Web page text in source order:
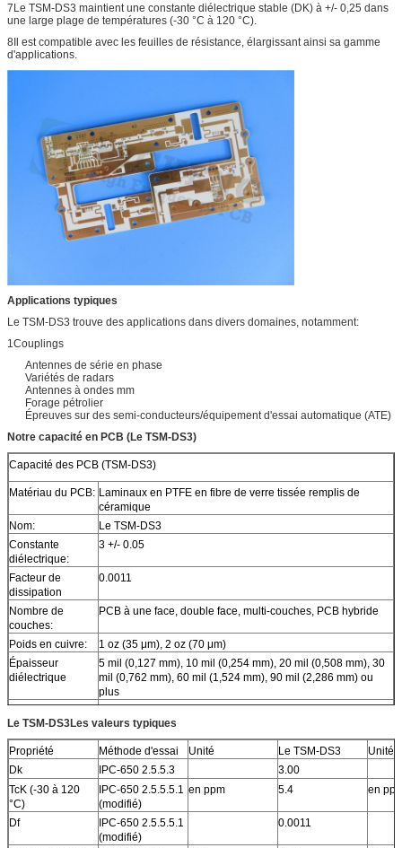
7Le TSM-DS3 maintient une constante diélectrique stable (DK) à +/- 0,25 dans
une large plage de températures (-30 °C à 120 °C).
8Il est compatible avec les feuilles de résistance, élargissant ainsi sa gamme
d'applications.
Applications typiques
Le TSM-DS3 trouve des applications dans divers domaines, notamment:
1Couplings
Antennes de série en phase
Variétés de radars
Antennes à ondes mm
Forage pétrolier
Épreuves sur des semi-conducteurs/équipement d'essai automatique (ATE)
Notre capacité en PCB (Le TSM-DS3)
Capacité des PCB (TSM-DS3)
Matériau du PCB: Laminaux en PTFE en fibre de verre tissée remplis de
céramique
Nom:
Le TSM-DS3
Constante
diélectrique:
3 +/- 0.05
Facteur de
dissipation
0.0011
Nombre de
couches:
PCB à une face, double face, multi-couches, PCB hybride
Poids en cuivre:
1 oz (35 μm), 2 oz (70 μm)
Épaisseur
diélectrique
5 mil (0,127 mm), 10 mil (0,254 mm), 20 mil (0,508 mm), 30
mil (0,762 mm), 60 mil (1,524 mm), 90 mil (2,286 mm) ou
plus
Masque de
soudure:
Vert, noir, bleu, jaune, rouge, etc.
Finition de
surface:
L'or par immersion, le HASL, l'argent par immersion, l'étain
par immersion, l'ENEPIG, l'OSP, le cuivre nu, l'or pur, etc.
Le TSM-DS3Les valeurs typiques
Propriété Méthode d'essai Unité Le TSM-DS3
Unité
Dk
IPC-650 2.5.5.3
3.00
TcK (-30 à 120
°C)
IPC-650 2.5.5.5.1
(modifié)
en ppm 5.4 en
Df
IPC-650 2.5.5.5.1
(modifié)
0.0011